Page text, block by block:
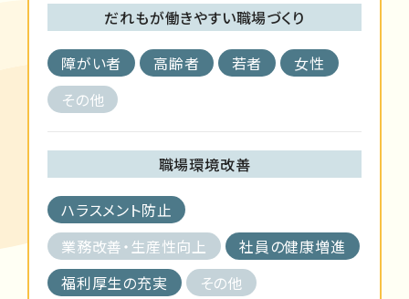
だれもが働きやすい職場づくり
障がい者 高齢者 若者
女性
その他
職場環境改善
ハラスメント防止
業務改善・生産性向上
社員の健康増進
福利厚生の充実
その他